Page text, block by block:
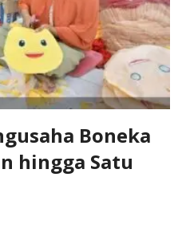
Boneka
hingga Satu